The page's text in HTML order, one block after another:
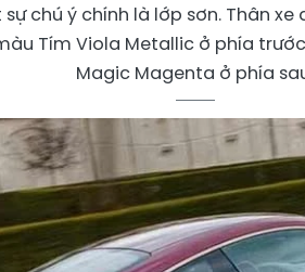
chú ý chính là lớp sơn. Thân
Tím Viola Metallic ở phía
Magic Magenta ở phía